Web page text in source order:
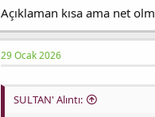
Açıklaman kısa ama net
29 Ocak 2026
SULTAN' Alıntı: